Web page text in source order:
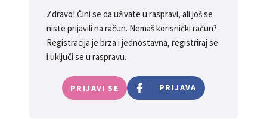
Zdravo! Čini se da uživate u raspravi, ali još se
niste prijavili na račun. Nemaš korisnički račun?
Registracija je brza i jednostavna, registriraj se
i uključi se u raspravu.
PRIJAVI SE PRIJAVA